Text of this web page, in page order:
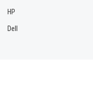
HP
Dell